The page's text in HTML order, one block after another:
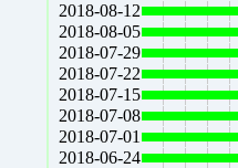
2018-08-12
2018-08-05
2018-07-29
2018-07-22
2018-07-15
2018-07-08
2018-07-01
2018-06-24